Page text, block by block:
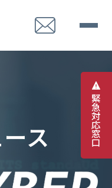
緊
急
対
応
窓
口
ース